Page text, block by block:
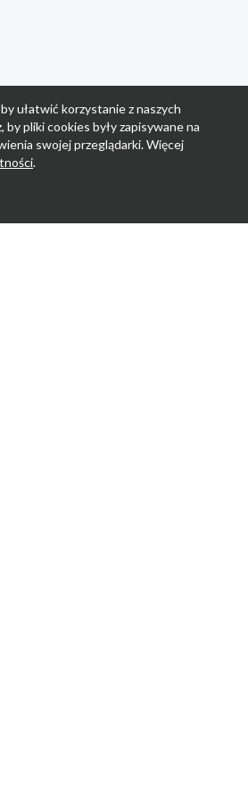
ułatwić korzystanie z naszych
by pliki cookies były zapisywane na
swojej przeglądarki. Więcej
.